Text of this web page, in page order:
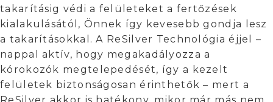
takarításig védi a felületeket a fertőzések
kialakulásától, Önnek így kevesebb gondja lesz
a takarításokkal. A ReSilver Technológia éjjel –
nappal aktív, hogy megakadályozza a
kórokozók megtelepedését, így a kezelt
felületek biztonságosan érinthetők – mert a